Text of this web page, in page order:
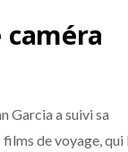
caméra
Garcia a suivi sa
de voyage, qui